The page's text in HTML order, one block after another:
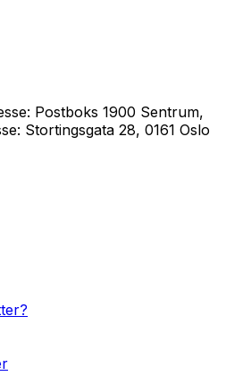
Postboks 1900 Sentrum,
Stortingsgata 28, 0161 Oslo